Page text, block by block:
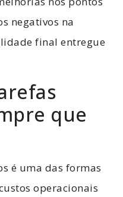
negativos na
final entregue
que
é uma das formas
operacionais